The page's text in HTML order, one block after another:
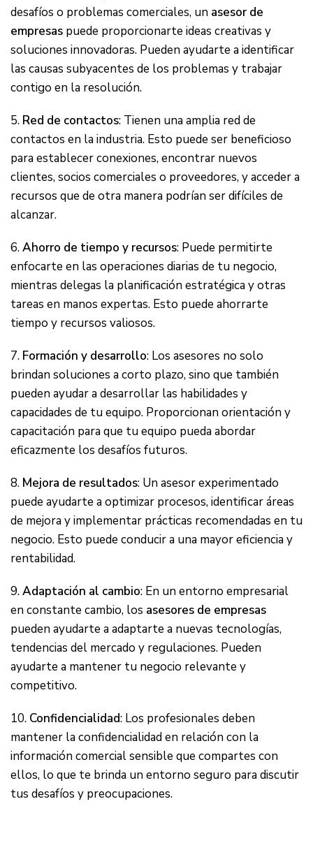
desafíos o problemas comerciales, un asesor de
empresas puede proporcionarte ideas creativas y
soluciones innovadoras. Pueden ayudarte a identificar
las causas subyacentes de los problemas y trabajar
contigo en la resolución.
5. Red de contactos: Tienen una amplia red de
contactos en la industria. Esto puede ser beneficioso
para establecer conexiones, encontrar nuevos
clientes, socios comerciales o proveedores, y acceder a
recursos que de otra manera podrían ser difíciles de
alcanzar.
6.Ahorro de tiempo y recursos: Puede permitirte
enfocarte en las operaciones diarias de tu negocio,
mientras delegas la planificación estratégica y otras
tareas en manos expertas. Esto puede ahorrarte
tiempo y recursos valiosos.
7. Formación y desarrollo: Los asesores no solo
brindan soluciones a corto plazo, sino que también
pueden ayudar a desarrollar las habilidades y
capacidades de tu equipo. Proporcionan orientación y
capacitación para que tu equipo pueda abordar
eficazmente los desafíos futuros.
8. Mejora de resultados: Un asesor experimentado
puede ayudarte a optimizar procesos, identificar áreas
de mejora y implementar prácticas recomendadas en tu
negocio. Esto puede conducir a una mayor eficiencia y
rentabilidad.
9.Adaptación al cambio: En un entorno empresarial
en constante cambio, los asesores de empresas
pueden ayudarte a adaptarte a nuevas tecnologías,
tendencias del mercado y regulaciones. Pueden
ayudarte a mantener tu negocio relevante y
competitivo.
10. Confidencialidad: Los profesionales deben
mantener la confidencialidad en relación con la
información comercial sensible que compartes con
ellos, lo que te brinda un entorno seguro para discutir
tus desafíos y preocupaciones.